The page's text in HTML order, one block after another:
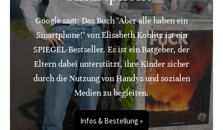
Google sagt: Das Buch "Aber alle haben ein
Smartphone!" von Elisabeth Koblitz ist ein
SPIEGEL-Bestseller. Es ist ein Ratgeber, der
Eltern dabei unterstützt, ihre Kinder sicher
durch die Nutzung von Handys und sozialen
Medien zu begleiten.
Infos & Bestellung »